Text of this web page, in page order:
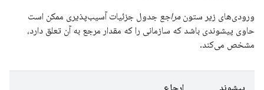
ورودی‌های زیر ستون مراجع جدول جزئیات آسیب‌پذیری ممکن است
حاوی پیشوندی باشد که سازمانی را که مقدار مرجع به آن تعلق دارد،
مشخص می‌کند.
پیشوند ارجاع